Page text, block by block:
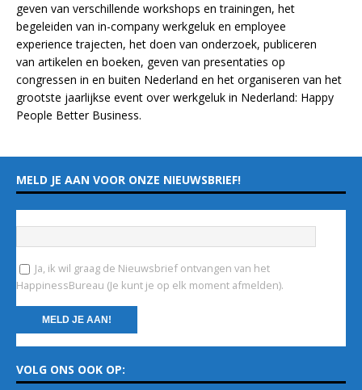
geven van verschillende workshops en trainingen, het
begeleiden van in-company werkgeluk en employee
experiencetrajecten, het doen van onderzoek, publiceren
van artikelen en boeken, geven van presentaties op
congressen in en buiten Nederland en het organiseren van het
grootste jaarlijkse event over werkgeluk in Nederland: Happy
People Better Business.
MELD JE AAN VOOR ONZE NIEUWSBRIEF!
Ja, ik wil graag de Nieuwsbrief ontvangen van het
HappinessBureau (Je kunt je op elk moment afmelden).
o
n
VOLG ONS OOK OP: